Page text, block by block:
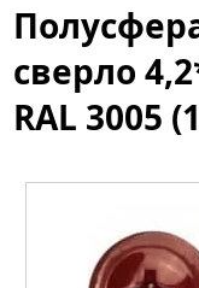
сверло
RAL 3005